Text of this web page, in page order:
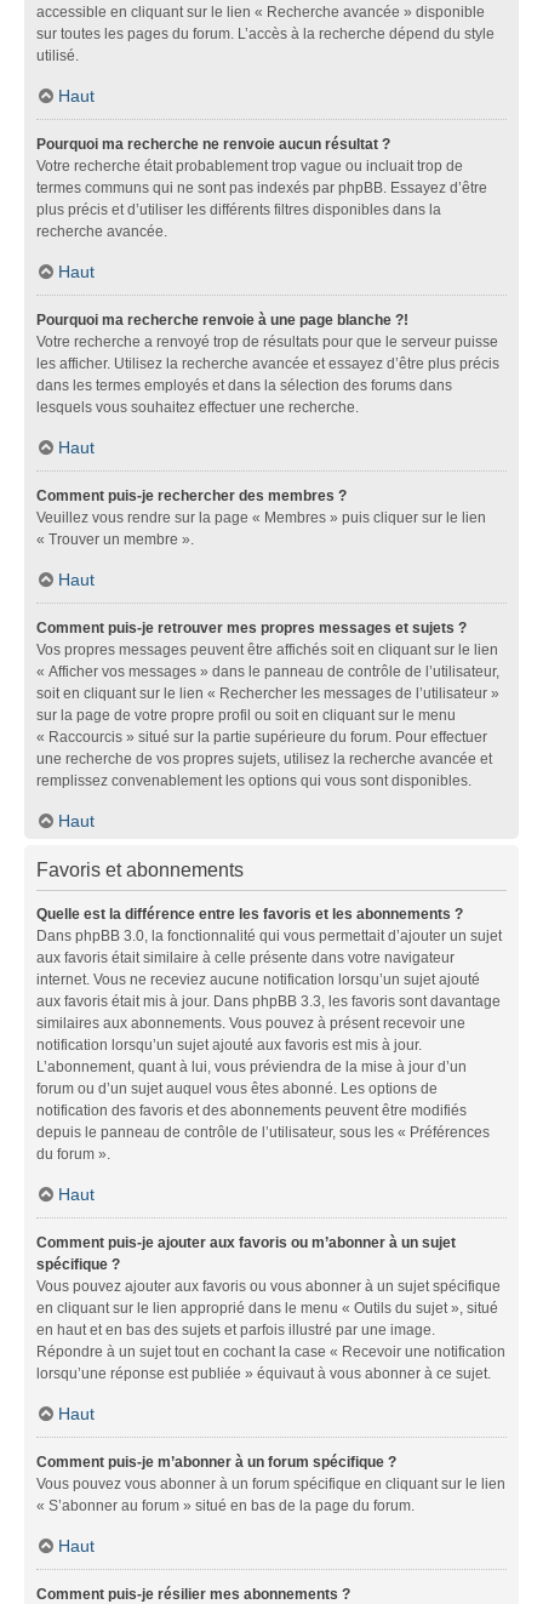
accessible en cliquant sur le lien « Recherche avancée » disponible
sur toutes les pages du forum. L’accès à la recherche dépend du style
utilisé.
Haut
Pourquoi ma recherche ne renvoie aucun résultat ?
Votre recherche était probablement trop vague ou incluait trop de
termes communs qui ne sont pas indexés par phpBB. Essayez d’être
plus précis et d’utiliser les différents filtres disponibles dans la
recherche avancée.
Haut
Pourquoi ma recherche renvoie à une page blanche ?!
Votre recherche a renvoyé trop de résultats pour que le serveur puisse
les afficher. Utilisez la recherche avancée et essayez d’être plus précis
dans les termes employés et dans la sélection des forums dans
lesquels vous souhaitez effectuer une recherche.
Haut
Comment puis-je rechercher des membres ?
Veuillez vous rendre sur la page « Membres » puis cliquer sur le lien
« Trouver un membre ».
Haut
Comment puis-je retrouver mes propres messages et sujets ?
Vos propres messages peuvent être affichés soit en cliquant sur le lien
« Afficher vos messages » dans le panneau de contrôle de l’utilisateur,
soit en cliquant sur le lien « Rechercher les messages de l’utilisateur »
sur la page de votre propre profil ou soit en cliquant sur le menu
« Raccourcis » situé sur la partie supérieure du forum. Pour effectuer
une recherche de vos propres sujets, utilisez la recherche avancée et
remplissez convenablement les options qui vous sont disponibles.
Haut
Favoris et abonnements
Quelle est la différence entre les favoris et les abonnements ?
Dans phpBB 3.0, la fonctionnalité qui vous permettait d’ajouter un sujet
aux favoris était similaire à celle présente dans votre navigateur
internet. Vous ne receviez aucune notification lorsqu’un sujet ajouté
aux favoris était mis à jour. Dans phpBB 3.3, les favoris sont davantage
similaires aux abonnements. Vous pouvez à présent recevoir une
notification lorsqu’un sujet ajouté aux favoris est mis à jour.
L’abonnement, quant à lui, vous préviendra de la mise à jour d’un
forum ou d’un sujet auquel vous êtes abonné. Les options de
notification des favoris et des abonnements peuvent être modifiés
depuis le panneau de contrôle de l’utilisateur, sous les « Préférences
du forum ».
Haut
Comment puis-je ajouter aux favoris ou m’abonner à un sujet
spécifique ?
Vous pouvez ajouter aux favoris ou vous abonner à un sujet spécifique
en cliquant sur le lien approprié dans le menu « Outils du sujet », situé
en haut et en bas des sujets et parfois illustré par une image.
Répondre à un sujet tout en cochant la case « Recevoir une notification
lorsqu’une réponse est publiée » équivaut à vous abonner à ce sujet.
Haut
Comment puis-je m’abonner à un forum spécifique ?
Vous pouvez vous abonner à un forum spécifique en cliquant sur le lien
« S’abonner au forum » situé en bas de la page du forum.
Haut
Comment puis-je résilier mes abonnements ?